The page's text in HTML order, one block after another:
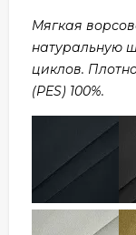
Мягкая
натуральную
циклов.
(PES) 100%.